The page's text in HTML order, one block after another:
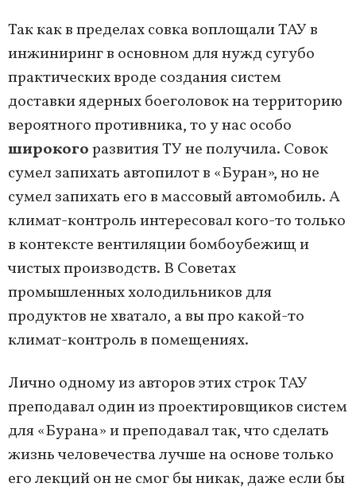
Так как в пределах совка воплощали ТАУ в
инжиниринг в основном для нужд сугубо
практических вроде создания систем
доставки ядерных боеголовок на территорию
вероятного противника, то у нас особо
широкогоразвития ТУ не получила. Совок
сумел запихать автопилот в «Буран», но не
сумел запихать его в массовый автомобиль. А
климат-контроль интересовал кого-то только
в контексте вентиляции бомбоубежищ и
чистых производств. В Советах
промышленных холодильников для
продуктов не хватало, а вы про какой-то
климат-контроль в помещениях.
Лично одному из авторов этих строк ТАУ
преподавал один из проектировщиков систем
для «Бурана» и преподавал так, что сделать
жизнь человечества лучше на основе только
его лекций он не смог бы никак, даже если бы